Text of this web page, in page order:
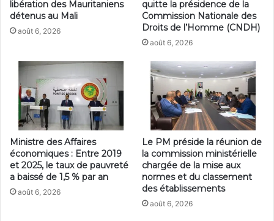
libération des Mauritaniens
détenus au Mali
août 6, 2026
quitte la présidence de la
Commission Nationale des
Droits de l’Homme (CNDH)
août 6, 2026
Ministre des Affaires
économiques : Entre 2019
et 2025, le taux de pauvreté
a baissé de 1,5 % par an
août 6, 2026
Le PM préside la réunion de
la commission ministérielle
chargée de la mise aux
normes et du classement
des établissements
août 6, 2026